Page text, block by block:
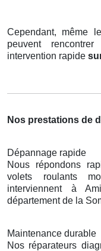
Cependant, même
peuvent
intervention rapide
Nos prestations de
Dépannage rapide
Nous répondons
volets roulants
interviennent à
département de la
Maintenance durable
Nos réparateurs